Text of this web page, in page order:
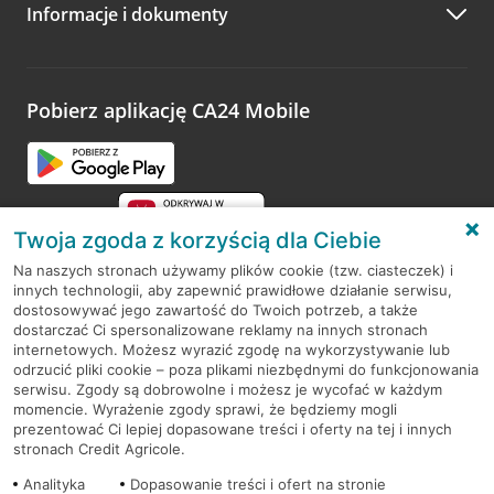
Zachęcamy do podzielenia się z nami opinią o wizycie.
opinie.
Informacje i dokumenty
Pobierz aplikację CA24 Mobile
RODO
Regulamin serwisu
Mapa serwisu
PolitykaCookies
Twoja zgoda z korzyścią dla Ciebie
Na naszych stronach używamy plików cookie (tzw. ciasteczek) i
innych technologii, aby zapewnić prawidłowe działanie serwisu,
dostosowywać jego zawartość do Twoich potrzeb, a także
dostarczać Ci spersonalizowane reklamy na innych stronach
internetowych. Możesz wyrazić zgodę na wykorzystywanie lub
odrzucić pliki cookie – poza plikami niezbędnymi do funkcjonowania
serwisu. Zgody są dobrowolne i możesz je wycofać w każdym
momencie. Wyrażenie zgody sprawi, że będziemy mogli
prezentować Ci lepiej dopasowane treści i oferty na tej i innych
stronach Credit Agricole.
Analityka
Dopasowanie treści i ofert na stronie